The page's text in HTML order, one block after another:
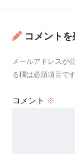
コメントを
メールアドレスが
る欄は必須項目です
コメント ※